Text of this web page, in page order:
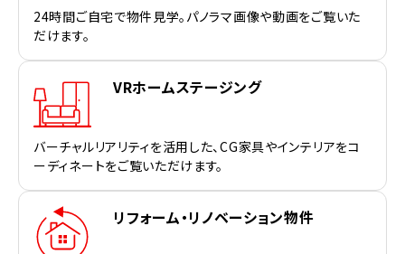
24時間ご自宅で物件見学。パノラマ画像や動画をご覧いた
だけます。
VRホームステージング
バーチャルリアリティを活用した、CG家具やインテリアをコ
ーディネートをご覧いただけます。
リフォーム・リノベーション物件